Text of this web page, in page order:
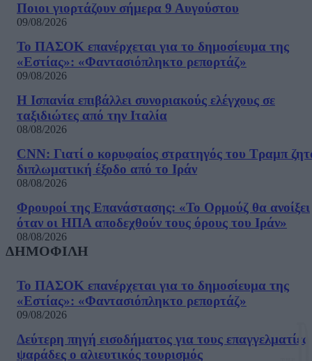
Ποιοι γιορτάζουν σήμερα 9 Αυγούστου
09/08/2026
Το ΠΑΣΟΚ επανέρχεται για το δημοσίευμα της
«Εστίας»: «Φαντασιόπληκτο ρεπορτάζ»
09/08/2026
Η Ισπανία επιβάλλει συνοριακούς ελέγχους σε
ταξιδιώτες από την Ιταλία
08/08/2026
CNN: Γιατί ο κορυφαίος στρατηγός του Τραμπ
διπλωματική έξοδο από το Ιράν
08/08/2026
Φρουροί της Επανάστασης: «Το Ορμούζ θα ανοίξει
όταν οι ΗΠΑ αποδεχθούν τους όρους του Ιράν»
08/08/2026
ΔΗΜΟΦΙΛΗ
Το ΠΑΣΟΚ επανέρχεται για το δημοσίευμα της
«Εστίας»: «Φαντασιόπληκτο ρεπορτάζ»
09/08/2026
Δεύτερη πηγή εισοδήματος για τους επαγγελματίες
ψαράδες ο αλιευτικός τουρισμός